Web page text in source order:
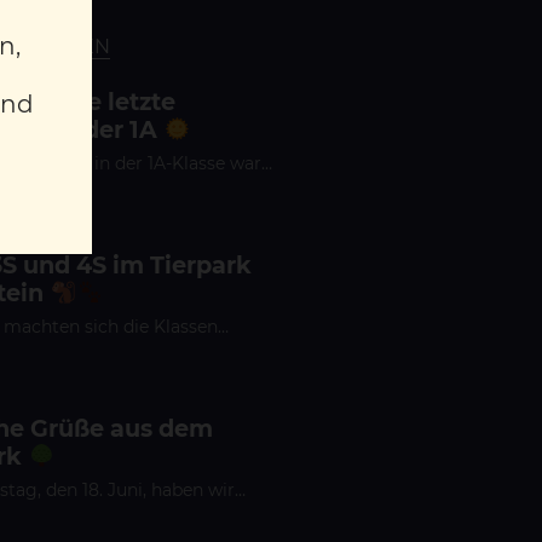
letzte
in der 1A
in der 1A-Klasse war…
und 4S im Tierpark
sich die Klassen…
Grüße aus dem
den 18. Juni, haben wir…